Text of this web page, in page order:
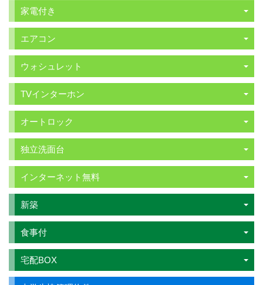
家電付き
エアコン
ウォシュレット
TVインターホン
オートロック
独立洗面台
インターネット無料
新築
食事付
宅配BOX